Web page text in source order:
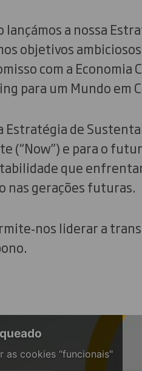
lançámos a nossa
objetivos
com a Economia
para um Mundo em
Estratégia de
(“Now”) e para o
que
nas gerações futuras.
liderar a
as cookies “funcionais"